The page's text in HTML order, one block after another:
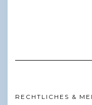
RECHTLICHES &